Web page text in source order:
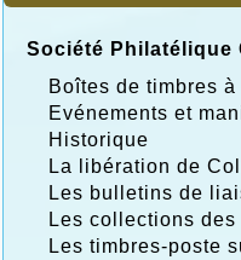
Société Philatélique
Boîtes de timbres à
Evénements et
Historique
La libération de
Les bulletins de
Les collections des
Les timbres-poste